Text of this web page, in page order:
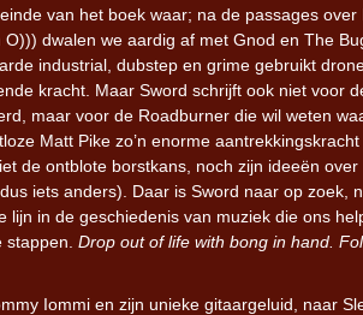
van het boek waar; na de passages over
O))) dwalen we aardig af met Gnod en The
industrial, dubstep en grime gebruikt
kracht. Maar Sword schrijft ook niet voor
maar voor de Roadburner die wil weten
Matt Pike zo’n enorme
de ontblote borstkans, noch zijn ideeën over
iets anders). Daar is Sword naar op zoek,
lijn in de geschiedenis van muziek die ons
stappen. Drop out of life with bong in hand.
Iommi en zijn unieke gitaargeluid, naar
Iron Jinn doopt vers epos
Futurist en munt Reich and
Roll-stijl